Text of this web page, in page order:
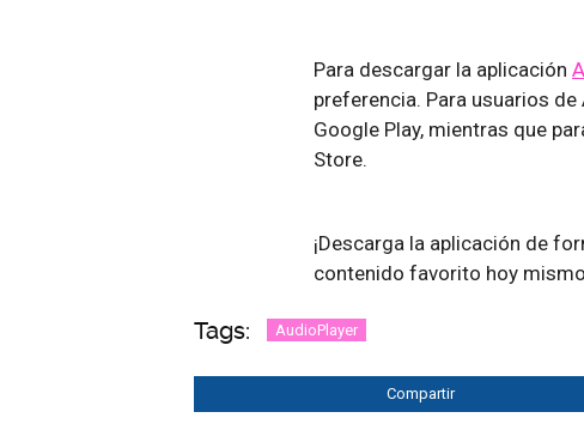
Para descargar la aplicación
preferencia. Para usuarios
Google Play, mientras que
Store.
¡Descarga la aplicación de
contenido favorito hoy
Tags: AudioPlayer
Compartir